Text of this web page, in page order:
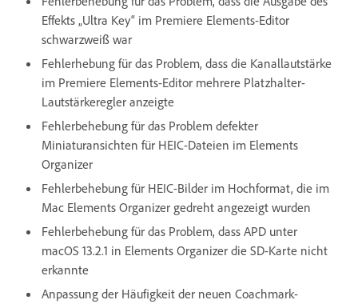
Effekts „Ultra Key“ im Premiere Elements-Editor
schwarzweiß war
Fehlerhebung für das Problem, dass die Kanallautstärke
im Premiere Elements-Editor mehrere Platzhalter-
Lautstärkeregler anzeigte
Fehlerbehebung für das Problem defekter
Miniaturansichten für HEIC-Dateien im Elements
Organizer
Fehlerbehebung für HEIC-Bilder im Hochformat, die im
Mac Elements Organizer gedreht angezeigt wurden
Fehlerbehebung für das Problem, dass APD unter
macOS 13.2.1 in Elements Organizer die SD-Karte nicht
erkannte
Anpassung der Häufigkeit der neuen Coachmark-